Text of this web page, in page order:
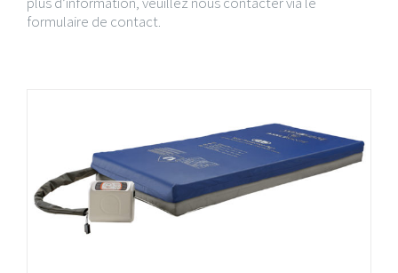
formulaire de contact.